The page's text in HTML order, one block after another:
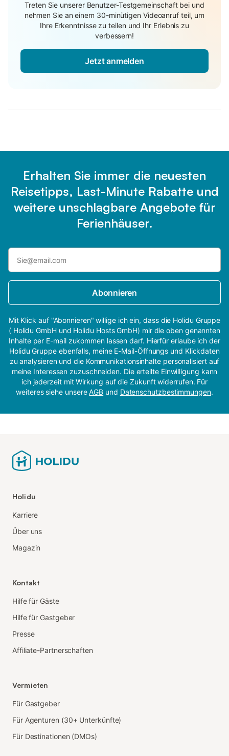
Treten Sie unserer Benutzer-Testgemeinschaft bei und
nehmen Sie an einem 30-minütigen Videoanruf teil, um
Ihre Erkenntnisse zu teilen und Ihr Erlebnis zu
verbessern!
Jetzt anmelden
Erhalten Sie immer die neuesten
Reisetipps, Last-Minute Rabatte und
weitere unschlagbare Angebote für
Ferienhäuser.
Abonnieren
Mit Klick auf "Abonnieren" willige ich ein, dass die Holidu Gruppe
( Holidu GmbH und Holidu Hosts GmbH) mir die oben genannten
Inhalte per E-mail zukommen lassen darf. Hierfür erlaube ich der
Holidu Gruppe ebenfalls, meine E-Mail-Öffnungs und Klickdaten
zu analysieren und die Kommunikationsinhalte personalisiert auf
meine Interessen zuzuschneiden. Die erteilte Einwilligung kann
ich jederzeit mit Wirkung auf die Zukunft widerrufen. Für
weiteres siehe unsereAGB und Datenschutzbestimmungen.
Holidu
Karriere
Über uns
Magazin
Kontakt
Hilfe für Gäste
Hilfe für Gastgeber
Presse
Affiliate-Partnerschaften
Vermieten
Für Gastgeber
Für Agenturen (30+ Unterkünfte)
Für Destinationen (DMOs)